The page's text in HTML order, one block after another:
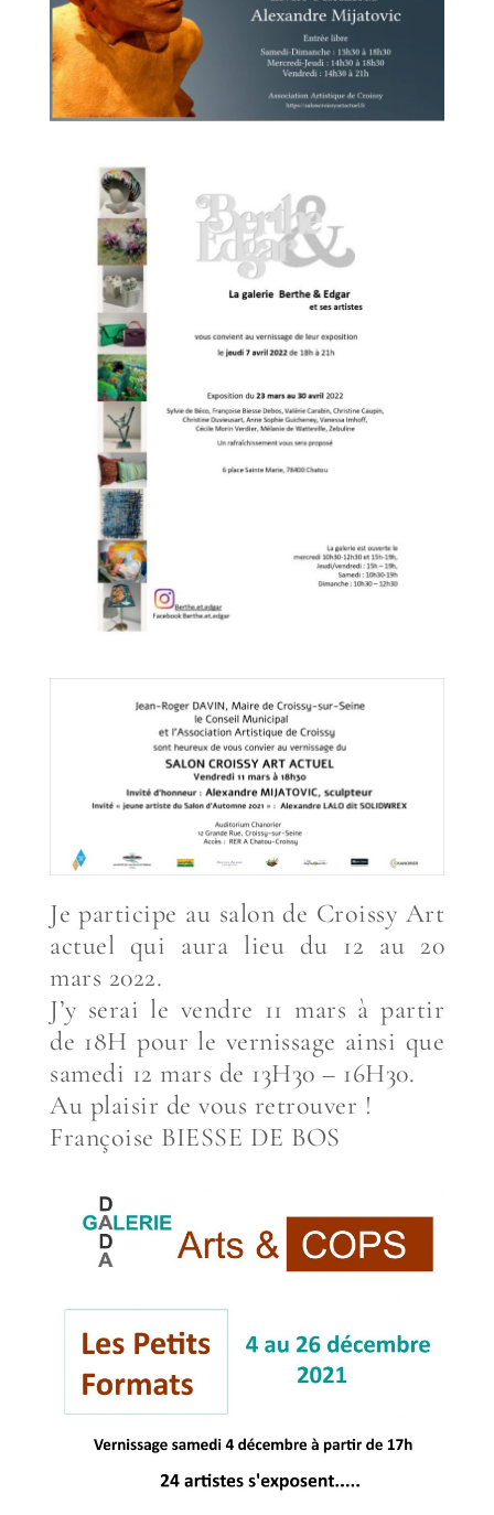
Je participe au salon de Croissy Art
actuel qui aura lieu du 12 au 20
mars 2022.
J’y serai le vendre 11 mars à partir
de 18H pour le vernissage ainsi que
samedi 12 mars de 13H30 – 16H30.
Au plaisir de vous retrouver !
Françoise BIESSE DE BOS